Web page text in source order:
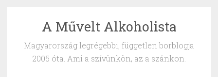
content
A Művelt Alkoholista
Magyarország legrégebbi, független borblogja
2005 óta. Ami a szívünkön, az a szánkon.